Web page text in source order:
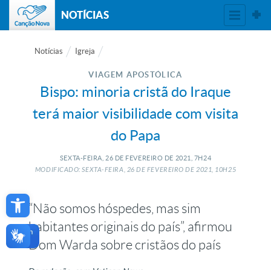
Open toolbar
NOTÍCIAS
Notícias Igreja
VIAGEM APOSTÓLICA
Bispo: minoria cristã do Iraque
terá maior visibilidade com visita
do Papa
SEXTA-FEIRA, 26 DE FEVEREIRO DE 2021, 7H24
MODIFICADO: SEXTA-FEIRA, 26 DE FEVEREIRO DE2021, 10H25
“Não somos hóspedes, mas sim
habitantes originais do país”, afirmou
Dom Warda sobre cristãos do país